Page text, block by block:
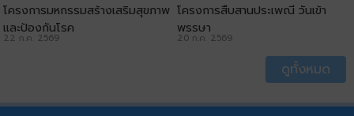
โครงการมหกรรมสร้างเสริมสุขภาพ
และป้องกันโรค
22 ก.ค. 2569
โครงการสืบสานประเพณี วันเข้า
พรรษา
20 ก.ค. 2569
ดูทั้งหมด